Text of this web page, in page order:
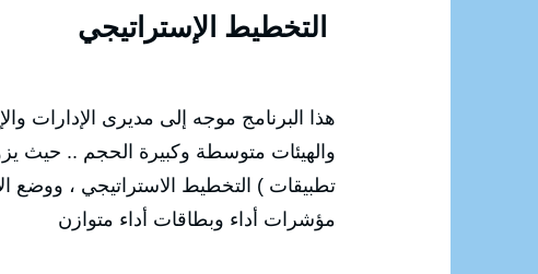
التخطيط الإستراتيجي
هذا البرنامج موجه إلى مديرى الإدارات
والهيئات متوسطة وكبيرة الحجم .. حيث
تطبيقات ) التخطيط الاستراتيجي ،
مؤشرات أداء وبطاقات أداء متوازن